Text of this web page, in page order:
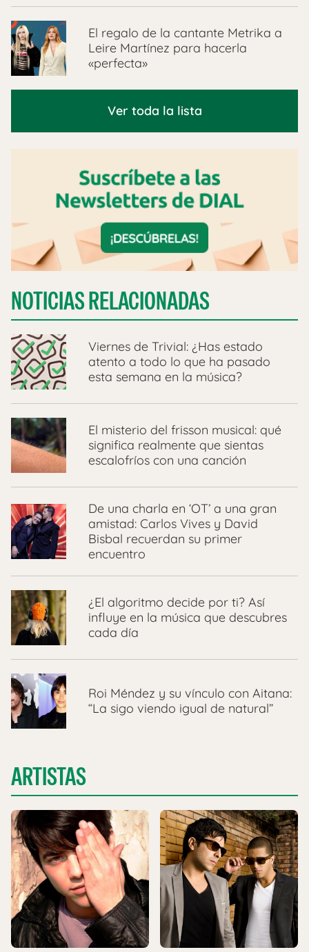
El regalo de la cantante Metrika a
Leire Martínez para hacerla
«perfecta»
Ver toda la lista
NOTICIAS RELACIONADAS
Viernes de Trivial: ¿Has estado
atento a todo lo que ha pasado
esta semana en la música?
El misterio del frisson musical: qué
significa realmente que sientas
escalofríos con una canción
De una charla en ‘OT’ a una gran
amistad: Carlos Vives y David
Bisbal recuerdan su primer
encuentro
¿El algoritmo decide por ti? Así
influye en la música que descubres
cada día
Roi Méndez y su vínculo con Aitana:
“La sigo viendo igual de natural”
ARTISTAS